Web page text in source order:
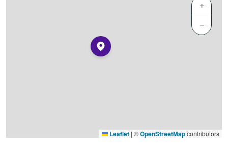
+
−
Leaflet | ©OpenStreetMapcontributors